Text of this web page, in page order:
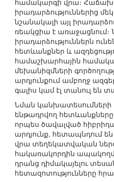
համակարգի վրա։
իրադարձություններից
նշանակալի այլ
ռեակցիա է
իրադարձություններն
հետևանքներ և
համաշխարհային
մեխանիզմների
արդյունքում ամբողջ
գալիս կամ էլ տանուլ են
Նման կանխատեսումների
ենթադրվող
որպես ծավալված
արդյունք, հետապնդում են
վրա տեղեկատվական
հակառակորդին
դրանց դիմակայելու
հետազոտությունները